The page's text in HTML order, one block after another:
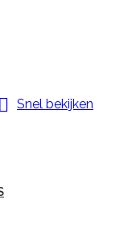
 Snel bekijken